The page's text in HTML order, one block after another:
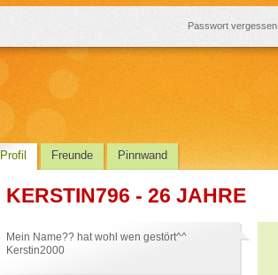
Passwort vergessen
Profil Freunde Pinnwand
KERSTIN796 - 26 JAHRE
Mein Name?? hat wohl wen gestört^^
Kerstin2000